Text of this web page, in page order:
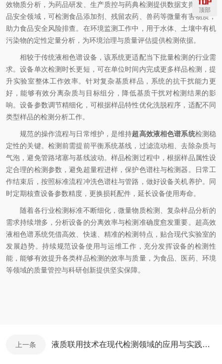
效物质分析，为药品研发、生产质控与药典检测提供数据支撑。在食
品安全领域，可检测食品添加剂、残留农药、兽药等微量有害物质，
助力食品安全风险排查。在环境监测工作中，用于水体、土壤中有机
污染物的定性定量分析，为环境治理与质量评估提供检测依据。
相较于传统液相色谱设备，该系统更适配当下批量检测的行业需
求。设备单次检测时长更短，可在单位时间内完成更多样品检测，提
升实验室整体工作效率。针对复杂基质样品，系统的抗干扰能力更
好，能够有效分离杂质与目标组分，降低基质干扰对检测结果的影
响。设备参数调节精细化，可根据样品特性优化洗脱程序，适配不同
类型样品的检测分析工作。
规范的操作流程与日常维护，是维持超高效液相色谱系统检测稳
定性的关键。检测前需提前平衡系统基线，过滤流动相、去除杂质与
气泡，避免管路堵塞与基线波动。样品检测过程中，根据样品属性设
定合理的检测参数，避免超量程进样，保护色谱柱与检测器。日常工
作结束后，按照标准流程冲洗色谱柱与管路，做好设备关机养护。同
时定期核查设备参数精度，更换损耗配件，延长设备使用寿命。
随着各行业检测标准不断细化，微量物质检测、复杂样品分析的
需求持续增多，分析设备的分离效率与检测准确度愈发重要。超高效
液相色谱系统凭借高效、快速、精准的检测特点，贴合现代实验室的
发展趋势。持续规范设备使用与运维工作，充分发挥设备的检测性
能，能够有效提升各类样品检测的效率与质量，为食品、医药、环境
等领域的质量管控与科研创新提供坚实保障。
上一条 液质联用技术在现代检测领域的应用与实践价值
顶部